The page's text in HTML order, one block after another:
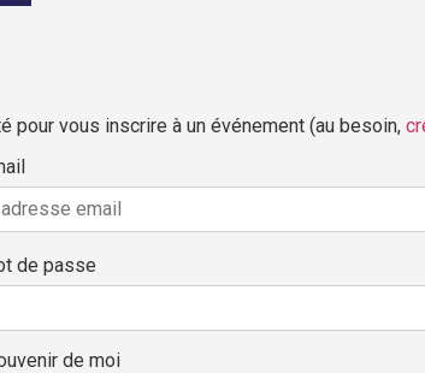
pour vous inscrire à un événement (au besoin,
de passe
de moi